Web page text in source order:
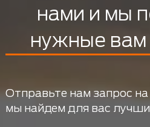
нами и мы
нужные вам
Отправьте нам запрос
мы найдем для вас